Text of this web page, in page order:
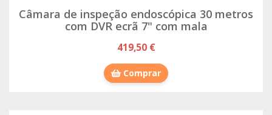
Câmara de inspeção endoscópica 30 metros
com DVR ecrã 7" com mala
419,50 €
Comprar